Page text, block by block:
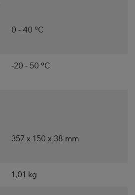
0 - 40 °C
-20 - 50 °C
357 x 150 x 38 mm
1,01 kg